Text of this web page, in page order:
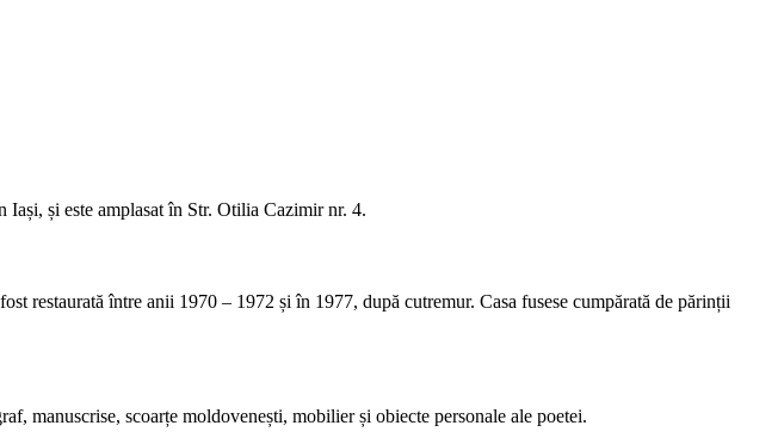
și este amplasat în Str. Otilia Cazimir nr. 4.
restaurată între anii 1970 – 1972 și în 1977, după cutremur. Casa fusese cumpărată de părinții
manuscrise, scoarțe moldovenești, mobilier și obiecte personale ale poetei.